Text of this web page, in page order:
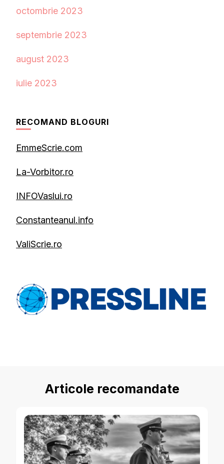
octombrie 2023
septembrie 2023
august 2023
iulie 2023
RECOMAND BLOGURI
EmmeScrie.com
La-Vorbitor.ro
INFOVaslui.ro
Constanteanul.info
ValiScrie.ro
Articole recomandate